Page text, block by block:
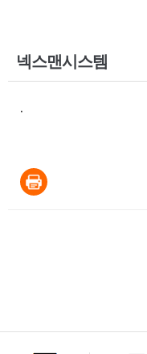
넥스맨시스템
.